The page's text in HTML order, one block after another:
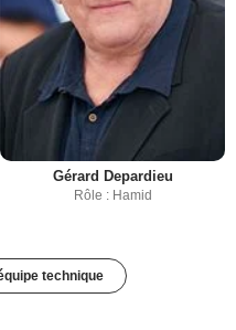
Gérard Depardieu
Rôle : Hamid
technique